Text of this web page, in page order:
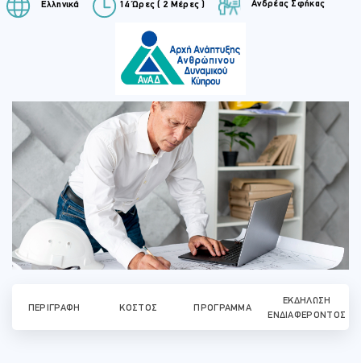
Ελληνικά 14 Ώρες ( 2 Μέρες ) Ανδρέας Σφήκας
ΠΕΡΙΓΡΑΦΉ ΚΌΣΤΟΣ ΠΡΌΓΡΑΜΜΑ
ΕΚΔΉΛΩΣΗ
ΕΝΔΙΑΦΈΡΟΝΤΟΣ